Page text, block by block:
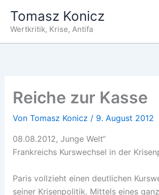
Inhalt
springen
Tomasz Konicz
Wertkritik, Krise, Antifa
Reiche zur Kasse
Von Tomasz Konicz / 9. August 2012
08.08.2012, Junge Welt“
Frankreichs Kurswechsel in der
Paris vollzieht einen deutlichen
seiner Krisenpolitik. Mittels eines